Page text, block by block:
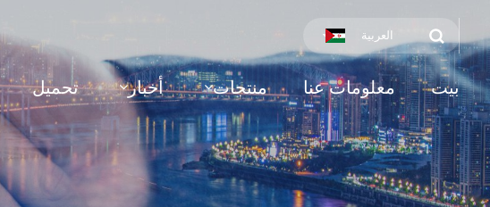
العربية
بيت معلومات عنا منتجات أخبار تحميل